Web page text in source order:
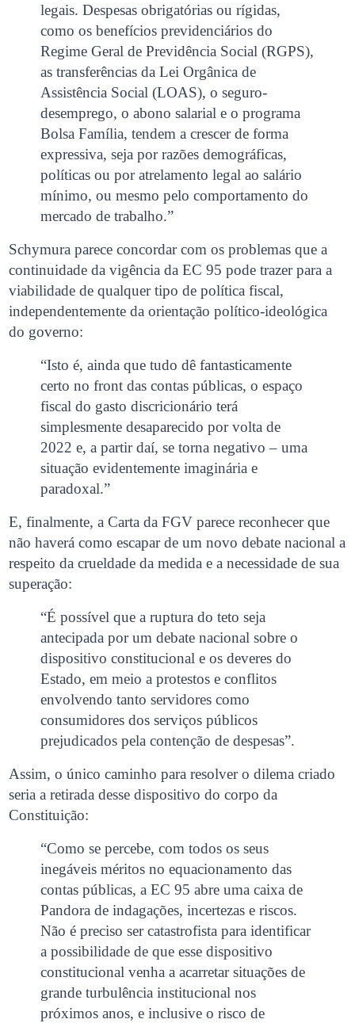
legais. Despesas obrigatórias ou rígidas,
como os benefícios previdenciários do
Regime Geral de Previdência Social (RGPS),
as transferências da Lei Orgânica de
Assistência Social (LOAS), o seguro-
desemprego, o abono salarial e o programa
Bolsa Família, tendem a crescer de forma
expressiva, seja por razões demográficas,
políticas ou por atrelamento legal ao salário
mínimo, ou mesmo pelo comportamento do
mercado de trabalho.”
Schymura parece concordar com os problemas que a
continuidade da vigência da EC 95 pode trazer para a
viabilidade de qualquer tipo de política fiscal,
independentemente da orientação político-ideológica
do governo:
“Isto é, ainda que tudo dê fantasticamente
certo no front das contas públicas, o espaço
fiscal do gasto discricionário terá
simplesmente desaparecido por volta de
2022 e, a partir daí, se torna negativo – uma
situação evidentemente imaginária e
paradoxal.”
E, finalmente, a Carta da FGV parece reconhecer que
não haverá como escapar de um novo debate nacional a
respeito da crueldade da medida e a necessidade de sua
superação:
“É possível que a ruptura do teto seja
antecipada por um debate nacional sobre o
dispositivo constitucional e os deveres do
Estado, em meio a protestos e conflitos
envolvendo tanto servidores como
consumidores dos serviços públicos
prejudicados pela contenção de despesas”.
Assim, o único caminho para resolver o dilema criado
seria a retirada desse dispositivo do corpo da
Constituição:
“Como se percebe, com todos os seus
inegáveis méritos no equacionamento das
contas públicas, a EC 95 abre uma caixa de
Pandora de indagações, incertezas e riscos.
Não é preciso ser catastrofista para identificar
a possibilidade de que esse dispositivo
constitucional venha a acarretar situações de
grande turbulência institucional nos
próximos anos, e inclusive o risco de